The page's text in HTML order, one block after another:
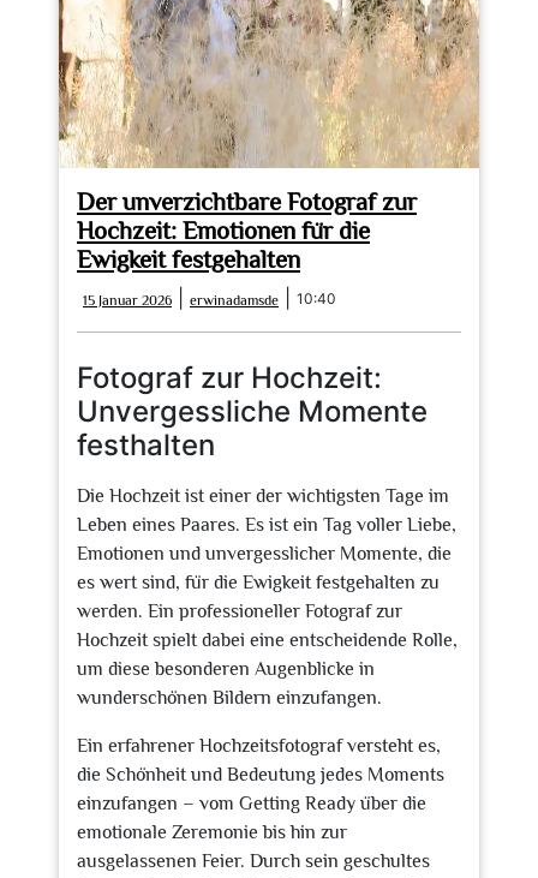
Der unverzichtbare Fotograf zur
Hochzeit: Emotionen für die
Ewigkeit festgehalten
15 Januar 2026
Januar
2026
erwinadamsde erwinadamsde
10:40
Fotograf zur Hochzeit:
Unvergessliche Momente
festhalten
Die Hochzeit ist einer der wichtigsten Tage im
Leben eines Paares. Es ist ein Tag voller Liebe,
Emotionen und unvergesslicher Momente, die
es wert sind, für die Ewigkeit festgehalten zu
werden. Ein professioneller Fotograf zur
Hochzeit spielt dabei eine entscheidende Rolle,
um diese besonderen Augenblicke in
wunderschönen Bildern einzufangen.
Ein erfahrener Hochzeitsfotograf versteht es,
die Schönheit und Bedeutung jedes Moments
einzufangen – vom Getting Ready über die
emotionale Zeremonie bis hin zur
ausgelassenen Feier. Durch sein geschultes